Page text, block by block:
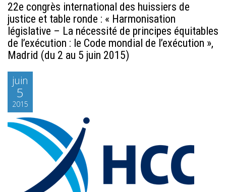
22e congrès international des huissiers de
justice et table ronde : « Harmonisation
législative – La nécessité de principes équitables
de l’exécution : le Code mondial de l’exécution »,
Madrid (du 2 au 5 juin 2015)
juin
5
2015